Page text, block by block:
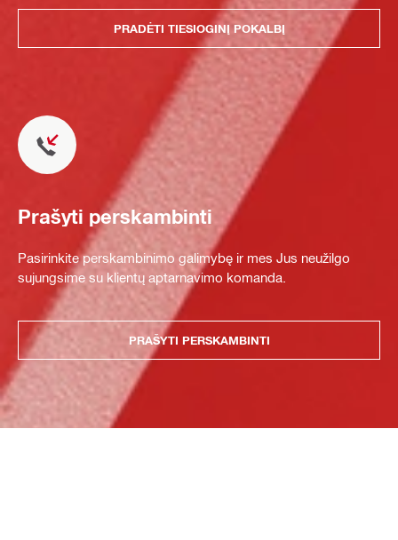
PRADĖTI TIESIOGINĮ POKALBĮ
Prašyti perskambinti
Pasirinkite perskambinimo galimybę ir mes Jus neužilgo
sujungsime su klientų aptarnavimo komanda.
PRAŠYTI PERSKAMBINTI